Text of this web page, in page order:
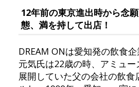
12年前の東京進出時から念
態、満を持して出店！
DREAM ONは愛知発の飲食
元気氏は22歳の時、アミュー
展開していた父の会社の飲食